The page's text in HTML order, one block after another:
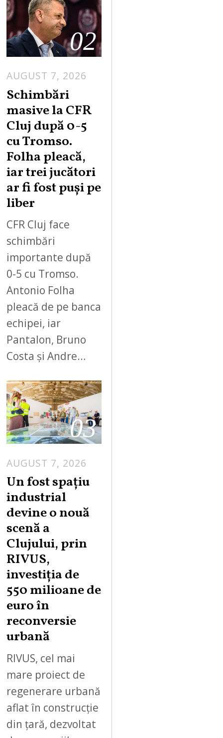
02
AUGUST 7, 2026
Schimbări
masive la CFR
Cluj după 0-5
cu Tromso.
Folha pleacă,
iar trei jucători
ar fi fost puși pe
liber
CFR Cluj face
schimbări
importante după
0-5 cu Tromso.
Antonio Folha
pleacă de pe banca
echipei, iar
Pantalon, Bruno
Costa și Andre…
03
AUGUST 7, 2026
Un fost spațiu
industrial
devine o nouă
scenă a
Clujului, prin
RIVUS,
investiția de
550 milioane de
euro în
reconversie
urbană
RIVUS, cel mai
mare proiect de
regenerare urbană
aflat în construcție
din țară, dezvoltat